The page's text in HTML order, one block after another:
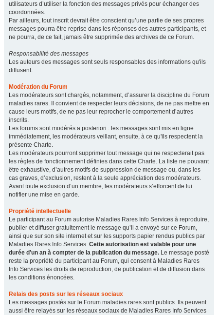
utilisateurs d’utiliser la fonction des messages privés pour échanger des
coordonnées.
Par ailleurs, tout inscrit devrait être conscient qu’une partie de ses propres
messages pourra être reprise dans les réponses des autres participants, et
ne pourra, de ce fait, jamais être supprimée des archives de ce Forum.
Responsabilité des messages
Les auteurs des messages sont seuls responsables des informations qu'ils
diffusent.
Modération du Forum
Les modérateurs sont chargés, notamment, d’assurer la discipline du Forum
maladies rares. Il convient de respecter leurs décisions, de ne pas mettre en
cause leurs motifs, de ne pas leur reprocher le comportement d’autres
inscrits.
Les forums sont modérés a posteriori : les messages sont mis en ligne
immédiatement, les modérateurs veillant, ensuite, à ce qu'ils respectent la
présente Charte.
Les modérateurs pourront supprimer tout message qui ne respecterait pas
les règles de fonctionnement définies dans cette Charte. La liste ne pouvant
être exhaustive, d’autres motifs de suppression de message ou, dans les
cas graves, d’exclusion, restent à la seule appréciation des modérateurs.
Avant toute exclusion d’un membre, les modérateurs s’efforcent de lui
notifier une mise en garde.
Propriété intellectuelle
Le participant au Forum autorise Maladies Rares Info Services à reproduire,
publier et diffuser gratuitement le message qu’il a envoyé sur ce Forum,
ainsi que sur son site internet et sur les supports papier rendus publics par
Maladies Rares Info Services. Cette autorisation est valable pour une
durée d’un an à compter de la publication du message. Le message posté
reste la propriété du participant au Forum, qui consent à Maladies Rares
Info Services les droits de reproduction, de publication et de diffusion dans
les conditions énoncées.
Relais des posts sur les réseaux sociaux
Les messages postés sur le Forum maladies rares sont publics. Ils peuvent
aussi être relayés sur les réseaux sociaux de Maladies Rares Info Services